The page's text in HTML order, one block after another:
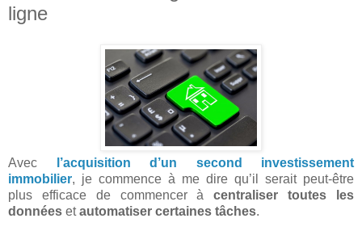
ligne
Avec
l’acquisition d’un second investissement
immobilier, je commence à me dire qu’il serait peut-être
plus efficace de commencer àcentraliser toutes les
données etautomatiser certaines tâches.